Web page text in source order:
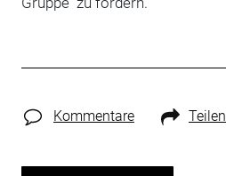
Kommentare Teilen